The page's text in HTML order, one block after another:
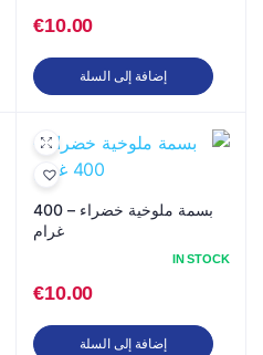
€10.00
إضافة إلى السلة
بسمة ملوخية خضراء – 400
غرام
IN STOCK
€10.00
إضافة إلى السلة